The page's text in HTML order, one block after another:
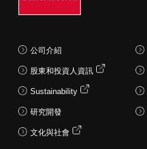
公司介紹
股東和投資人資訊
Sustainability
研究開發
文化與社會